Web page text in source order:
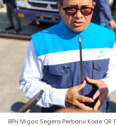
BPH Migas Segera Perbarui Kode QR